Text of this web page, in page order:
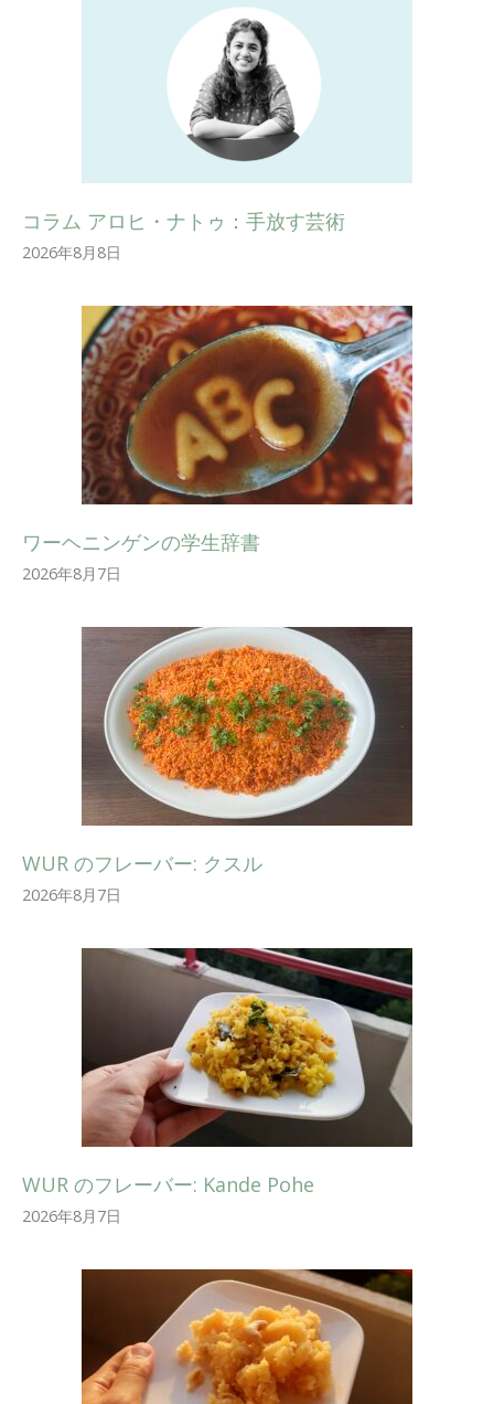
コラム アロヒ・ナトゥ：手放す芸術
2026年8月8日
ワーヘニンゲンの学生辞書
2026年8月7日
WUR のフレーバー: クスル
2026年8月7日
WUR のフレーバー: Kande Pohe
2026年8月7日